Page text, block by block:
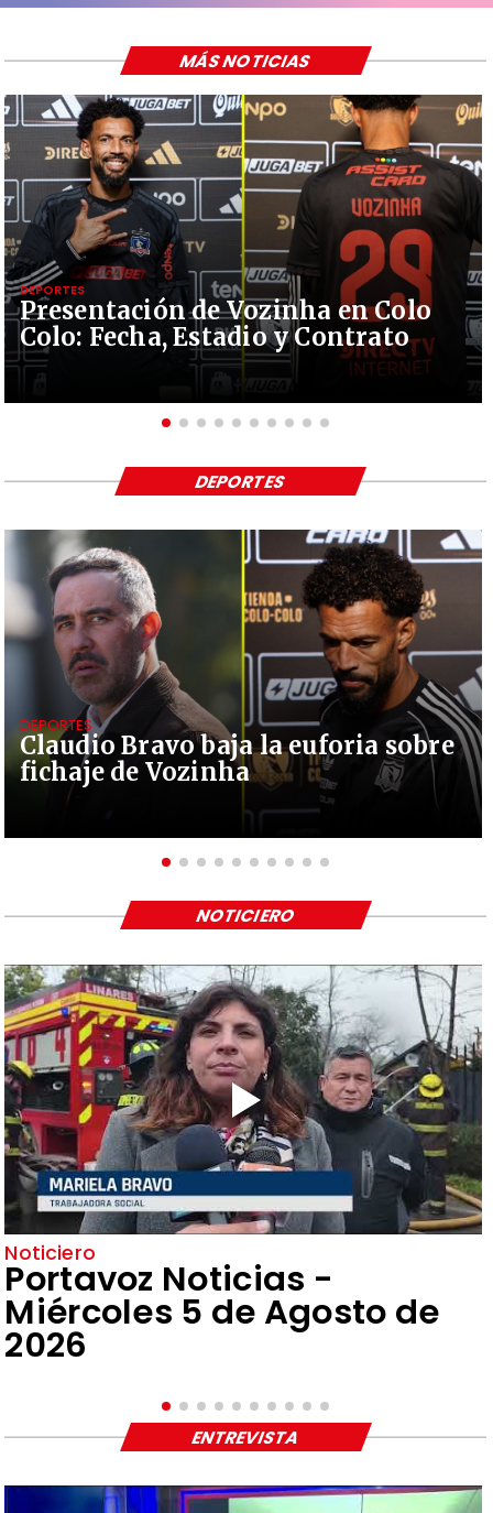
Presentación de Vozinha en Colo
Colo: Fecha, Estadio y Contrato
DEPORTES
MÁS NOTICIAS
Claudio Bravo baja la euforia sobre
fichaje de Vozinha
DEPORTES
DEPORTES
Noticiero
Portavoz Noticias -
Miércoles 5 de Agosto de
2026
NOTICIERO
ENTREVISTA